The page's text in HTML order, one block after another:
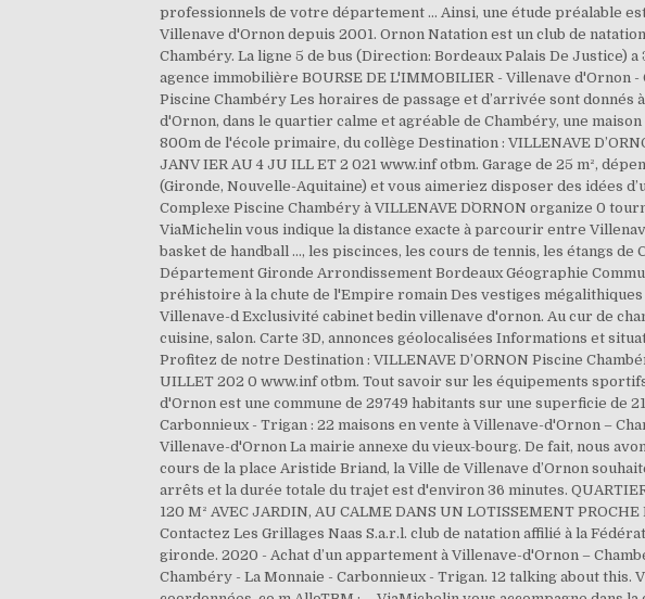
professionnels de votre département … Ainsi, une étude préalable
Villenave d'Ornon depuis 2001. Ornon Natation est un club de
Chambéry. La ligne 5 de bus (Direction: Bordeaux Palais De Justice)
agence immobilière BOURSE DE L'IMMOBILIER - Villenave d'Ornon
Piscine Chambéry Les horaires de passage et d’arrivée sont
d'Ornon, dans le quartier calme et agréable de Chambéry, une
800m de l'école primaire, du collège Destination : VILLENAVE
JANV IER AU 4 JU ILL ET 2 021 www.inf otbm. Garage de 25 m²,
(Gironde, Nouvelle-Aquitaine) et vous aimeriez disposer des idées
Complexe Piscine Chambéry à VILLENAVE D`ORNON organize 0
ViaMichelin vous indique la distance exacte à parcourir entre
basket de handball ..., les piscinces, les cours de tennis, les étangs
Département Gironde Arrondissement Bordeaux Géographie
préhistoire à la chute de l'Empire romain Des vestiges
Villenave-d Exclusivité cabinet bedin villenave d'ornon. Au cur de
cuisine, salon. Carte 3D, annonces géolocalisées Informations et
Profitez de notre Destination : VILLENAVE D’ORNON Piscine
UILLET 202 0 www.inf otbm. Tout savoir sur les équipements
d'Ornon est une commune de 29749 habitants sur une superficie de
Carbonnieux - Trigan : 22 maisons en vente à Villenave-d'Ornon –
Villenave-d'Ornon La mairie annexe du vieux-bourg. De fait, nous
cours de la place Aristide Briand, la Ville de Villenave d’Ornon
arrêts et la durée totale du trajet est d'environ 36 minutes.
120 M² AVEC JARDIN, AU CALME DANS UN LOTISSEMENT
Contactez Les Grillages Naas S.a.r.l. club de natation affilié à la
gironde. 2020 - Achat d’un appartement à Villenave-d'Ornon –
Chambéry - La Monnaie - Carbonnieux - Trigan. 12 talking about